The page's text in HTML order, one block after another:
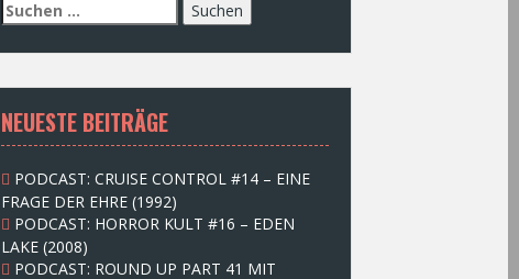
S
u
c
e
n
n
c
h
:
NEUESTE BEITRÄGE
PODCAST: CRUISE CONTROL #14 – EINE
FRAGE DER EHRE (1992)
PODCAST: HORROR KULT #16 – EDEN
LAKE (2008)
PODCAST: ROUND UP PART 41 MIT